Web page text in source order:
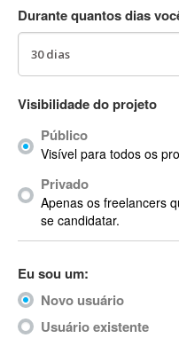
AC3
ACID Pro
ACPI
Acrobat
Acrobat X
Acronis
ACT
Actimize
ActionScript
ActionScript 3
Durante quantos dias
Visibilidade do projeto
Público
Visível para todos os
Privado
Apenas os freelancers
se candidatar.
Eu sou um:
Novo usuário
Usuário existente